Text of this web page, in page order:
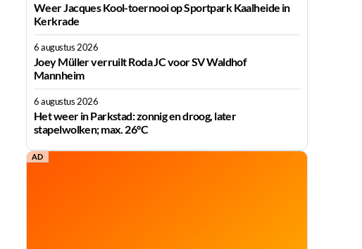
Weer Jacques Kool-toernooi op Sportpark Kaalheide in
Kerkrade
6 augustus 2026
Joey Müller verruilt Roda JC voor SV Waldhof
Mannheim
6 augustus 2026
Het weer in Parkstad: zonnig en droog, later
stapelwolken; max. 26°C
AD